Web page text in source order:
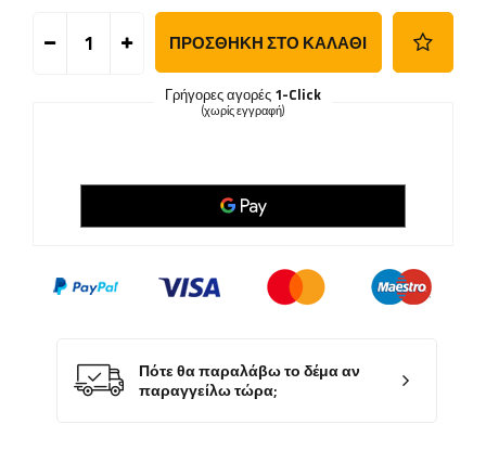
ΠΡΟΣΘΉΚΗ ΣΤΟ ΚΑΛΆΘΙ
Γρήγορες αγορές 1-Click
(χωρίς εγγραφή)
Πότε θα παραλάβω το δέμα αν
παραγγείλω τώρα;